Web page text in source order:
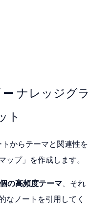
ナレッジグラ
ト
からテーマと関連性を
プ」を作成します。
の高頻度テーマ、それ
なノートを引用してく